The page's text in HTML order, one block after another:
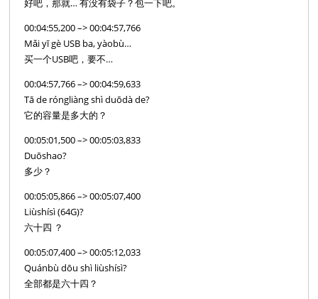
好吧，那就… 有没有袋子？包一下吧。
00:04:55,200 –> 00:04:57,766
Mǎi yī gè USB ba, yàobù…
买一个USB吧，要不…
00:04:57,766 –> 00:04:59,633
Tā de róngliàng shì duōdà de?
它的容量是多大的？
00:05:01,500 –> 00:05:03,833
Duōshao?
多少？
00:05:05,866 –> 00:05:07,400
Liùshísì (64G)?
六十四 ？
00:05:07,400 –> 00:05:12,033
Quánbù dōu shì liùshísì?
全部都是六十四？